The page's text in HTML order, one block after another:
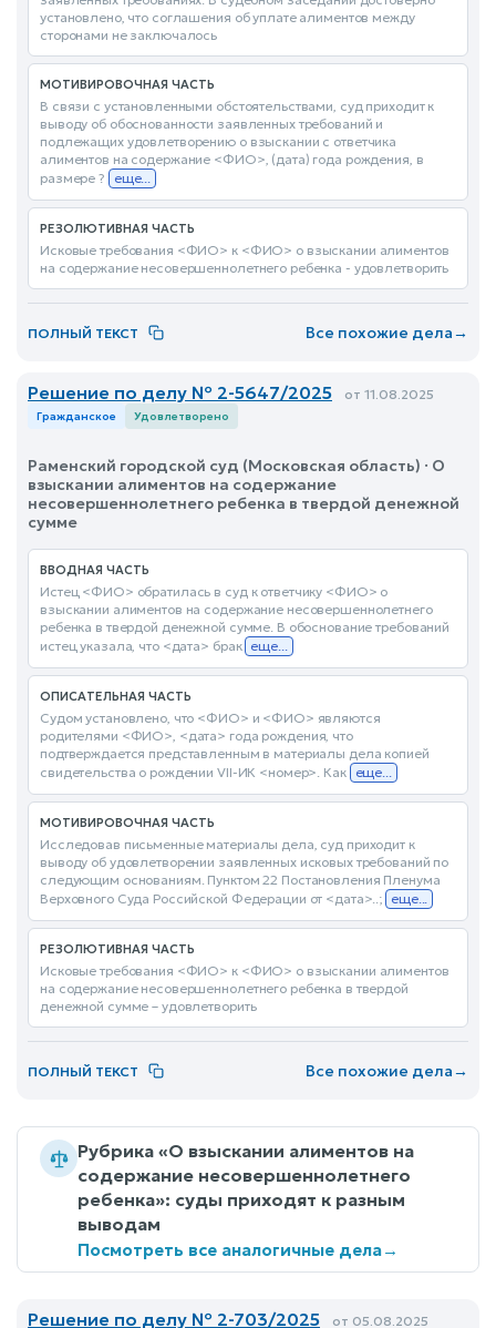
установлено, что соглашения об уплате алиментов между
сторонами не заключалось
МОТИВИРОВОЧНАЯ ЧАСТЬ
В связи с установленными обстоятельствами, суд приходит к
выводу об обоснованности заявленных требований и
подлежащих удовлетворению о взыскании с ответчика
алиментов на содержание <ФИО>, (дата) года рождения, в
размере ?
еще...
РЕЗОЛЮТИВНАЯ ЧАСТЬ
Исковые требования <ФИО> к <ФИО> о взыскании алиментов
на содержание несовершеннолетнего ребенка - удовлетворить
ПОЛНЫЙ ТЕКСТ Все похожие дела→
Решение по делу № 2-5647/2025 от 11.08.2025
Гражданское Удовлетворено
Раменский городской суд (Московская область) · О
взыскании алиментов на содержание
несовершеннолетнего ребенка в твердой денежной
сумме
ВВОДНАЯ ЧАСТЬ
Истец <ФИО> обратилась в суд к ответчику <ФИО> о
взыскании алиментов на содержание несовершеннолетнего
ребенка в твердой денежной сумме. В обоснование требований
истец указала, что <дата> брак еще...
ОПИСАТЕЛЬНАЯ ЧАСТЬ
Судом установлено, что <ФИО> и <ФИО> являются
родителями <ФИО>, <дата> года рождения, что
подтверждается представленным в материалы дела копией
свидетельства о рождении VII-ИК <номер>. Как еще...
МОТИВИРОВОЧНАЯ ЧАСТЬ
Исследовав письменные материалы дела, суд приходит к
выводу об удовлетворении заявленных исковых требований по
следующим основаниям. Пунктом 22 Постановления Пленума
Верховного Суда Российской Федерации от <дата>..; еще...
РЕЗОЛЮТИВНАЯ ЧАСТЬ
Исковые требования <ФИО> к <ФИО> о взыскании алиментов
на содержание несовершеннолетнего ребенка в твердой
денежной сумме – удовлетворить
ПОЛНЫЙ ТЕКСТ Все похожие дела→
Рубрика «О взыскании алиментов на
содержание несовершеннолетнего
ребенка»: суды приходят к разным
выводам
Посмотреть все аналогичные дела→
Решение по делу № 2-703/2025 от 05.08.2025